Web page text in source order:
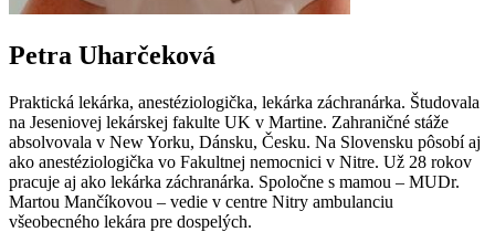
Petra Uharčeková
Praktická lekárka, anestéziologička, lekárka záchranárka. Študovala
na Jeseniovej lekárskej fakulte UK v Martine. Zahraničné stáže
absolvovala v New Yorku, Dánsku, Česku. Na Slovensku pôsobí aj
ako anestéziologička vo Fakultnej nemocnici v Nitre. Už 28 rokov
pracuje aj ako lekárka záchranárka. Spoločne s mamou – MUDr.
Martou Mančíkovou – vedie v centre Nitry ambulanciu
všeobecného lekára pre dospelých.